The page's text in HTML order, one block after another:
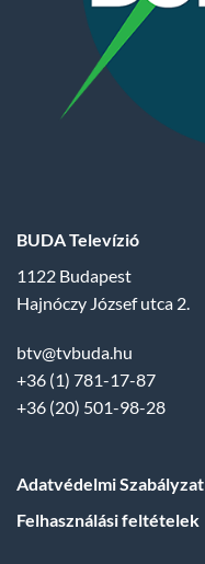
BUDA Televízió
1122 Budapest
Hajnóczy József utca 2.
btv@tvbuda.hu
+36 (1) 781-17-87
+36 (20) 501-98-28
Adatvédelmi Szabályzat
Felhasználási feltételek